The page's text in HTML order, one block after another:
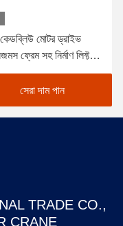
মোটর ড্রাইভ
ফ্রেম সহ নির্মাণ লিফ্ট
সেরা দাম পান
TRADE CO.,
CRANE